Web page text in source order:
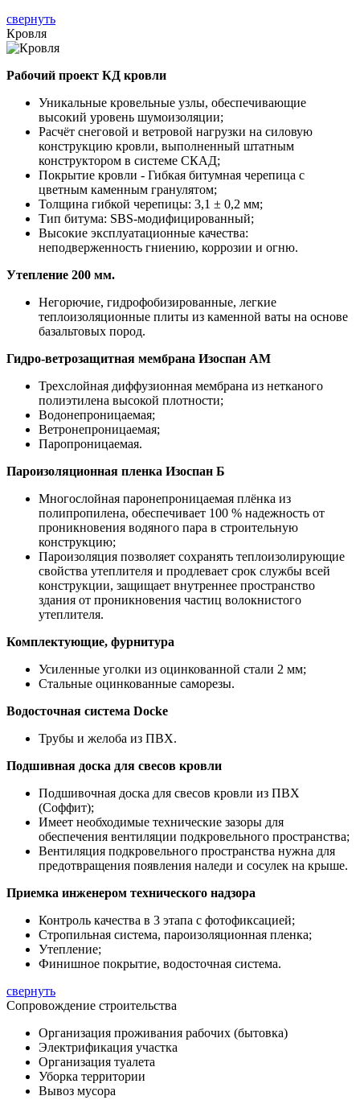
свернуть
Кровля
Рабочий проект КД кровли
Уникальные кровельные узлы, обеспечивающие
высокий уровень шумоизоляции;
Расчёт снеговой и ветровой нагрузки на силовую
конструкцию кровли, выполненный штатным
конструктором в системе СКАД;
Покрытие кровли - Гибкая битумная черепица с
цветным каменным гранулятом;
Толщина гибкой черепицы: 3,1 ± 0,2 мм;
Тип битума: SBS-модифицированный;
Высокие эксплуатационные качества:
неподверженность гниению, коррозии и огню.
Утепление 200 мм.
Негорючие, гидрофобизированные, легкие
теплоизоляционные плиты из каменной ваты на основе
базальтовых пород.
Гидро-ветрозащитная мембрана Изоспан АМ
Трехслойная диффузионная мембрана из нетканого
полиэтилена высокой плотности;
Водонепроницаемая;
Ветронепроницаемая;
Паропроницаемая.
Пароизоляционная пленка Изоспан Б
Многослойная паронепроницаемая плёнка из
полипропилена, обеспечивает 100 % надежность от
проникновения водяного пара в строительную
конструкцию;
Пароизоляция позволяет сохранять теплоизолирующие
свойства утеплителя и продлевает срок службы всей
конструкции, защищает внутреннее пространство
здания от проникновения частиц волокнистого
утеплителя.
Комплектующие, фурнитура
Усиленные уголки из оцинкованной стали 2 мм;
Стальные оцинкованные саморезы.
Водосточная система Docke
Трубы и желоба из ПВХ.
Подшивная доска для свесов кровли
Подшивочная доска для свесов кровли из ПВХ
(Соффит);
Имеет необходимые технические зазоры для
обеспечения вентиляции подкровельного пространства;
Вентиляция подкровельного пространства нужна для
предотвращения появления наледи и сосулек на крыше.
Приемка инженером технического надзора
Контроль качества в 3 этапа с фотофиксацией;
Стропильная система, пароизоляционная пленка;
Утепление;
Финишное покрытие, водосточная система.
свернуть
Сопровождение строительства
Организация проживания рабочих (бытовка)
Электрификация участка
Организация туалета
Уборка территории
Вывоз мусора